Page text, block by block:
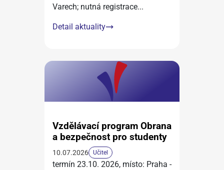
Varech; nutná registrace...
Detail aktuality
Vzdělávací program Obrana
a bezpečnost pro studenty
10.07.2026 Učitel
termín 23.10. 2026, místo: Praha -